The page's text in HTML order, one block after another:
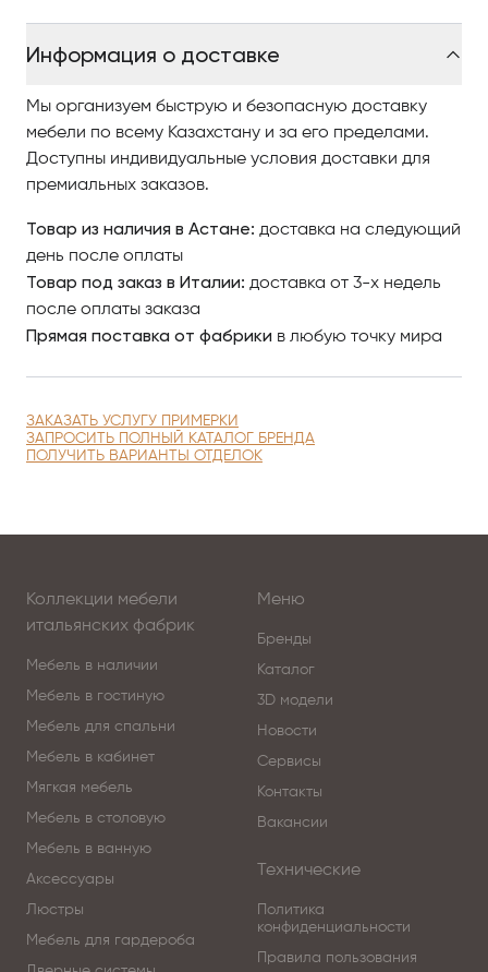
Информация о доставке
Мы организуем быструю и безопасную доставку
мебели по всему Казахстану и за его пределами.
Доступны индивидуальные условия доставки для
премиальных заказов.
Товар из наличия в Астане: доставка на следующий
день после оплаты
Товар под заказ в Италии: доставка от 3-х недель
после оплаты заказа
Прямая поставка от фабрики в любую точку мира
ЗАКАЗАТЬ УСЛУГУ ПРИМЕРКИ
ЗАПРОСИТЬ ПОЛНЫЙ КАТАЛОГ БРЕНДА
ПОЛУЧИТЬ ВАРИАНТЫ ОТДЕЛОК
Коллекции мебели
итальянских фабрик
Мебель в наличии
Мебель в гостиную
Мебель для спальни
Мебель в кабинет
Мягкая мебель
Мебель в столовую
Мебель в ванную
Аксессуары
Люстры
Мебель для гардероба
Меню
Бренды
Каталог
3D модели
Новости
Сервисы
Контакты
Вакансии
Технические
Политика
конфиденциальности
Правила пользования